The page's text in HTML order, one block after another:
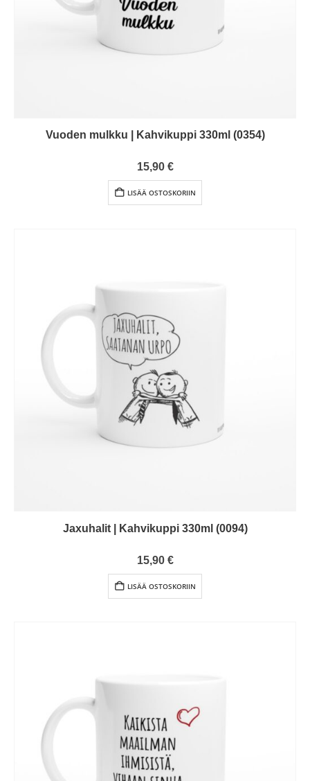
Vuoden mulkku | Kahvikuppi 330ml (0354)
0out of 5
15,90 €
LISÄÄ OSTOSKORIIN
Jaxuhalit | Kahvikuppi 330ml (0094)
0out of 5
15,90 €
LISÄÄ OSTOSKORIIN